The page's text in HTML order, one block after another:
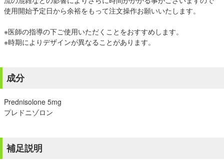
使用開始予定日から余裕をもって注文操作お願いいたします。
※医師の指導の下ご使用いただくことをおすすめします。
※時期によりデザインが異なることがあります。
成分
Prednisolone 5mg
プレドニゾロン
補足説明